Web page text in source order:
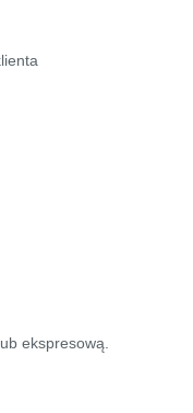
ekspresową.